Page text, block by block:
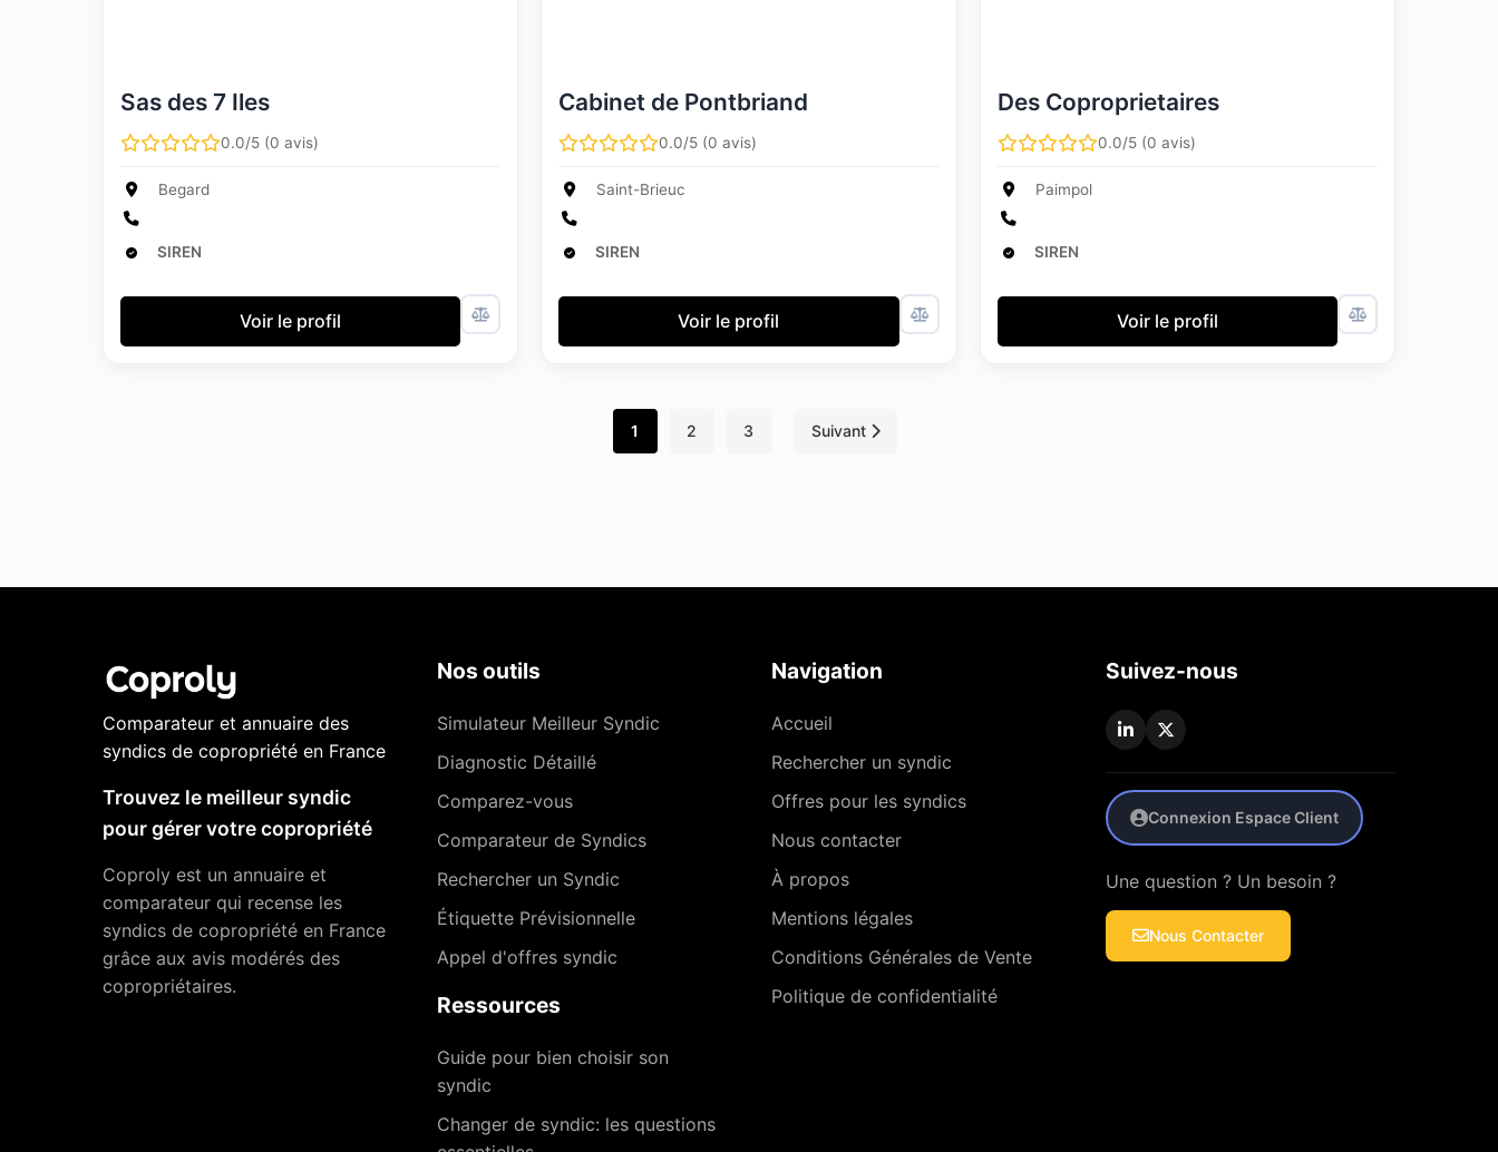
Sas des 7 Iles
0.0/5 (0 avis)
Begard
SIREN
Voir le profil
Cabinet de Pontbriand
0.0/5 (0 avis)
Saint-Brieuc
SIREN
Voir le profil
Des Coproprietaires
0.0/5 (0 avis)
Paimpol
SIREN
Voir le profil
1 2 3 Suivant
Comparateur et annuaire des
syndics de copropriété en France
Trouvez le meilleur syndic
pour gérer votre copropriété
Coproly est un annuaire et
comparateur qui recense les
syndics de copropriété en France
grâce aux avis modérés des
copropriétaires.
Nos outils
Simulateur Meilleur Syndic
Diagnostic Détaillé
Comparez-vous
Comparateur de Syndics
Rechercher un Syndic
Étiquette Prévisionnelle
Appel d'offres syndic
Ressources
Guide pour bien choisir son
syndic
Changer de syndic: les questions
Navigation
Accueil
Rechercher un syndic
Offres pour les syndics
Nous contacter
À propos
Mentions légales
Conditions Générales de Vente
Politique de confidentialité
Suivez-nous
Connexion Espace Client
Une question ? Un besoin ?
Nous Contacter